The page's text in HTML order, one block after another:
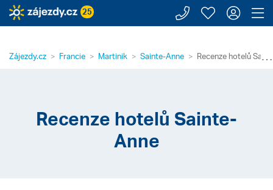
25 Zavolejte
Moje
⋯
Zájezdy.cz Francie Martinik Sainte-Anne Recenze hotelů
Recenze hotelů Sainte-
Anne